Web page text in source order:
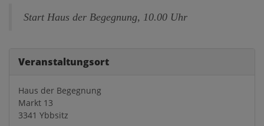
Start Haus der Begegnung, 10.00 Uhr
Veranstaltungsort
Haus der Begegnung
Markt 13
3341 Ybbsitz